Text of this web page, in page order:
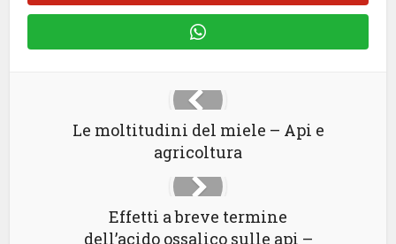
Le moltitudini del miele – Api e
agricoltura
Effetti a breve termine
dell’acido ossalico sulle api –